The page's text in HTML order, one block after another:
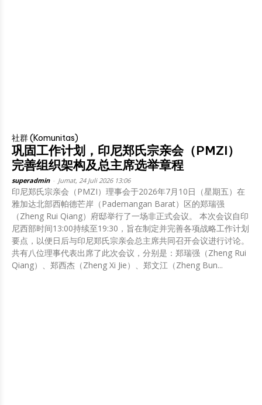
社群 (Komunitas)
巩固工作计划，印尼郑氏宗亲会（PMZI）
完善组织架构及总主席选举章程
superadmin Jumat, 24 Juli 2026 13:06
印尼郑氏宗亲会（PMZI）理事会于2026年7月10日（星期五）在
雅加达北部西帕德芒岸（Pademangan Barat）区的郑瑞强
（Zheng Rui Qiang）府邸举行了一场非正式会议。 本次会议自印
尼西部时间13:00持续至19:30，旨在制定并完善各项战略工作计划
要点，以便日后与印尼郑氏宗亲会总主席共同召开会议进行讨论。
共有八位理事代表出席了此次会议，分别是：郑瑞强（Zheng Rui
Qiang）、郑西杰（Zheng Xi Jie）、郑文江（Zheng Bun...